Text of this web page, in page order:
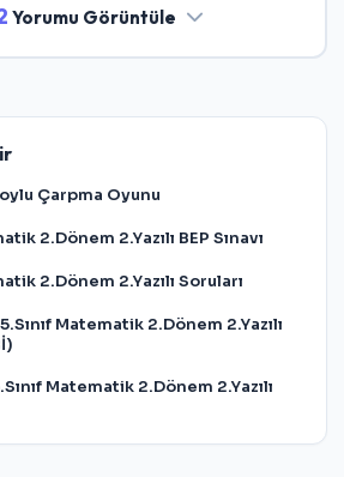
Yorumu Görüntüle
Çarpma Oyunu
2.Dönem 2.Yazılı BEP Sınavı
2.Dönem 2.Yazılı Soruları
Matematik 2.Dönem 2.Yazılı
Matematik 2.Dönem 2.Yazılı